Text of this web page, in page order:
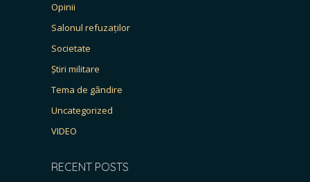
Opinii
Salonul refuzaților
Societate
Știri militare
Tema de gândire
Uncategorized
VIDEO
RECENT POSTS